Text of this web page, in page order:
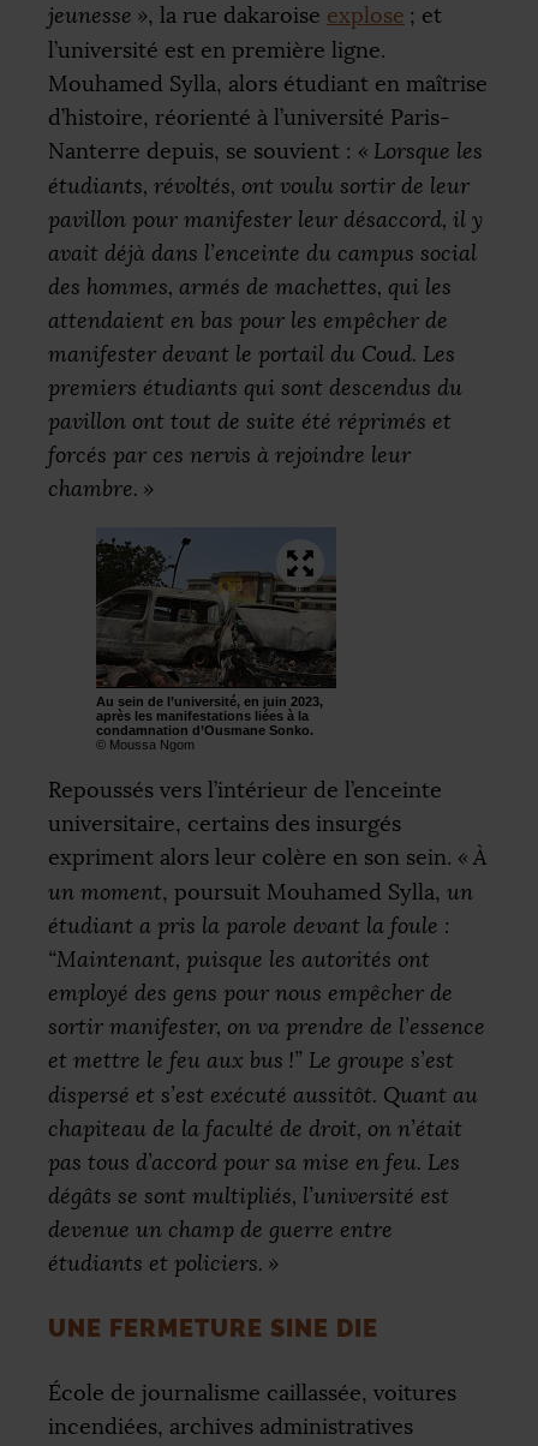
jeunesse », la rue dakaroise explose ; et
l’université est en première ligne.
Mouhamed Sylla, alors étudiant en maîtrise
d’histoire, réorienté à l’université Paris-
Nanterre depuis, se souvient : « Lorsque les
étudiants, révoltés, ont voulu sortir de leur
pavillon pour manifester leur désaccord, il y
avait déjà dans l’enceinte du campus social
des hommes, armés de machettes, qui les
attendaient en bas pour les empêcher de
manifester devant le portail du Coud. Les
premiers étudiants qui sont descendus du
pavillon ont tout de suite été réprimés et
forcés par ces nervis à rejoindre leur
chambre. »
Au sein de l’université, en juin 2023,
après les manifestations liées à la
condamnation d’Ousmane Sonko.
© Moussa Ngom
Repoussés vers l’intérieur de l’enceinte
universitaire, certains des insurgés
expriment alors leur colère en son sein. « À
un moment, poursuit Mouhamed Sylla, un
étudiant a pris la parole devant la foule :
“Maintenant, puisque les autorités ont
employé des gens pour nous empêcher de
sortir manifester, on va prendre de l’essence
et mettre le feu aux bus !” Le groupe s’est
dispersé et s’est exécuté aussitôt. Quant au
chapiteau de la faculté de droit, on n’était
pas tous d’accord pour sa mise en feu. Les
dégâts se sont multipliés, l’université est
devenue un champ de guerre entre
étudiants et policiers. »
UNE FERMETURE SINE DIE
École de journalisme caillassée, voitures
incendiées, archives administratives